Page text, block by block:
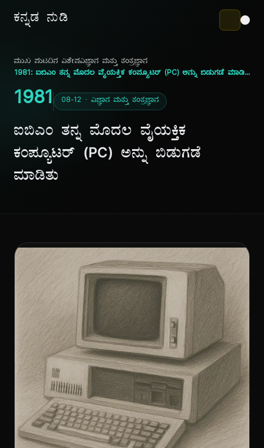
ಕನ್ನಡ ನುಡಿ
ಮುಖ ಪುಟದಿನ ವಿಶೇಷವಿಜ್ಞಾನ ಮತ್ತು ತಂತ್ರಜ್ಞಾನ
1981: ಐಬಿಎಂ ತನ್ನ ಮೊದಲ ವೈಯಕ್ತಿಕ ಕಂಪ್ಯೂಟರ್ (PC) ಅನ್ನು ಬಿಡುಗಡೆ ಮಾಡಿತು
1981 08-12 · ವಿಜ್ಞಾನ ಮತ್ತು ತಂತ್ರಜ್ಞಾನ
ಐಬಿಎಂ ತನ್ನ ಮೊದಲ ವೈಯಕ್ತಿಕ
ಕಂಪ್ಯೂಟರ್ (PC) ಅನ್ನು ಬಿಡುಗಡೆ
ಮಾಡಿತು